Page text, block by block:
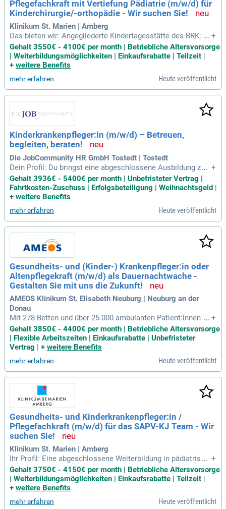
Pflegefachkraft mit Vertiefung Pädiatrie (m/w/d) für
Kinderchirurgie/-orthopädie - Wir suchen Sie!
Klinikum St. Marien | Amberg
Das bieten wir: Angegliederte Kindertagesstätte des BRK; Ar
beitszeitkonto; Betriebliche Altersvorsorge; Bis zu acht Tag
e Zusatzurlaub bei Arbeit in Wechselschicht; Die Mitarbeit i
n einem motivierten, nach aktuellen medizinischen und pfle
+
Gehalt 3550€ - 4100€ per month | Betriebliche Altersvorsorge
| Weiterbildungsmöglichkeiten | Einkaufsrabatte | Teilzeit
+ weitere Benefits
mehr erfahren Heute veröffentlicht
Kinderkrankenpfleger:in (m/w/d) – Betreuen,
begleiten, beraten!
Die JobCommunity HR GmbH Tostedt | Tostedt
Dein Profil: Du bringst eine abgeschlossene Ausbildung zu
m/zur Kinderkrankenpfleger:in mit; Du zeigst fachliche Kom
petenz im Arbeitsalltag, besitzt eine selbstständige und org
anisierte Arbeitsweise und kannst kooperativ im Team zusa
+
Gehalt 3936€ - 5400€ per month | Unbefristeter Vertrag |
Fahrtkosten-Zuschuss | Erfolgsbeteiligung | Weihnachtsgeld |
+ weitere Benefits
mehr erfahren Heute veröffentlicht
Gesundheits- und (Kinder-) Krankenpfleger:in oder
Altenpflegekraft (m/w/d) als Dauernachtwache -
Gestalten Sie mit uns die Zukunft!
AMEOS Klinikum St. Elisabeth Neuburg | Neuburg an der
Donau
Mit 278 Betten und über 25.000 ambulanten Patient:innen zä
hlen wir zu den führenden Gesundheitsversorgern der Regio
n. Unsere spezialisierten Fachbereiche umfassen unter and
erem Innere Medizin, Kardiologie sowie Geburtshilfe und Gy
näkologie. Wir legen großen Wert auf zwischenmenschliche
Werte und respektvollen Umgang mit unseren Patient:innen.
Unser engagiertes Team setzt alles daran, schnellstmöglich
Genesung zu fördern. Derzeit suchen wir Verstärkung! Bewe
rben Sie sich, wenn Sie eine Ausbildung in der Gesundheits-
und Krankenpflege oder Altenpflege abgeschlossen haben u
nd eine respektvolle, eigenverantwortliche Arbeitsweise mit
bringen.
+
Gehalt 3850€ - 4400€ per month | Betriebliche Altersvorsorge
| Flexible Arbeitszeiten | Einkaufsrabatte | Unbefristeter
Vertrag | + weitere Benefits
mehr erfahren Heute veröffentlicht
Gesundheits- und Kinderkrankenpfleger:in /
Pflegefachkraft (m/w/d) für das SAPV-KJ Team - Wir
suchen Sie!
Klinikum St. Marien | Amberg
Ihr Profil: Eine abgeschlossene Weiterbildung in pädiatrisch
e Palliative Care bzw. die Bereitschaft dazu diese zeitnah zu
erwerben; Erfahrung aus mindestens zwei Jahren palliativ; p
flegerischer Tätigkeit in der Kinderkrankenpflege; Fähigkeit
+
Gehalt 3750€ - 4150€ per month | Betriebliche Altersvorsorge
| Weiterbildungsmöglichkeiten | Einkaufsrabatte | Teilzeit
+ weitere Benefits
mehr erfahren Heute veröffentlicht